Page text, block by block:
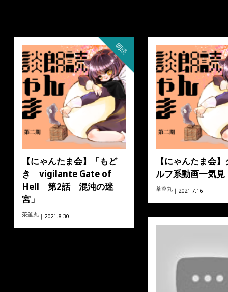
朗読
【にゃんたま会】「もど
き vigilante Gate of
Hell 第2話 混沌の迷
宮」
茶釜丸｜2021.8.30
【にゃんたま会
ルフ系動画一気見
茶釜丸 ｜2021.7.16